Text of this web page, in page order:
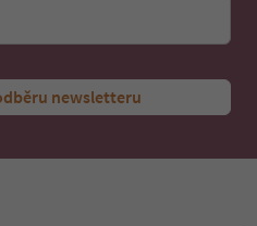
newsletteru